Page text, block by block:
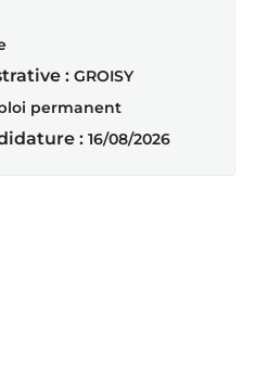
: GROISY
permanent
: 16/08/2026